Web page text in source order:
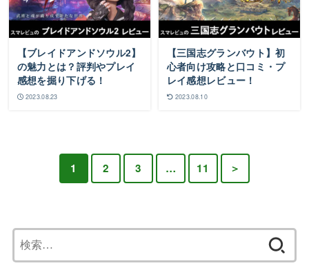
【ブレイドアンドソウル2】
の魅力とは？評判やプレイ
感想を掘り下げる！
2023.08.23
【三国志グランバウト】初
心者向け攻略と口コミ・プ
レイ感想レビュー！
2023.08.10
1 2 3 … 11 ＞
索: